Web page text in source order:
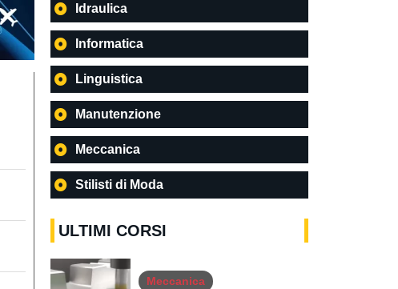
Idraulica
Informatica
Linguistica
Manutenzione
Meccanica
Stilisti di Moda
ULTIMI CORSI
Meccanica